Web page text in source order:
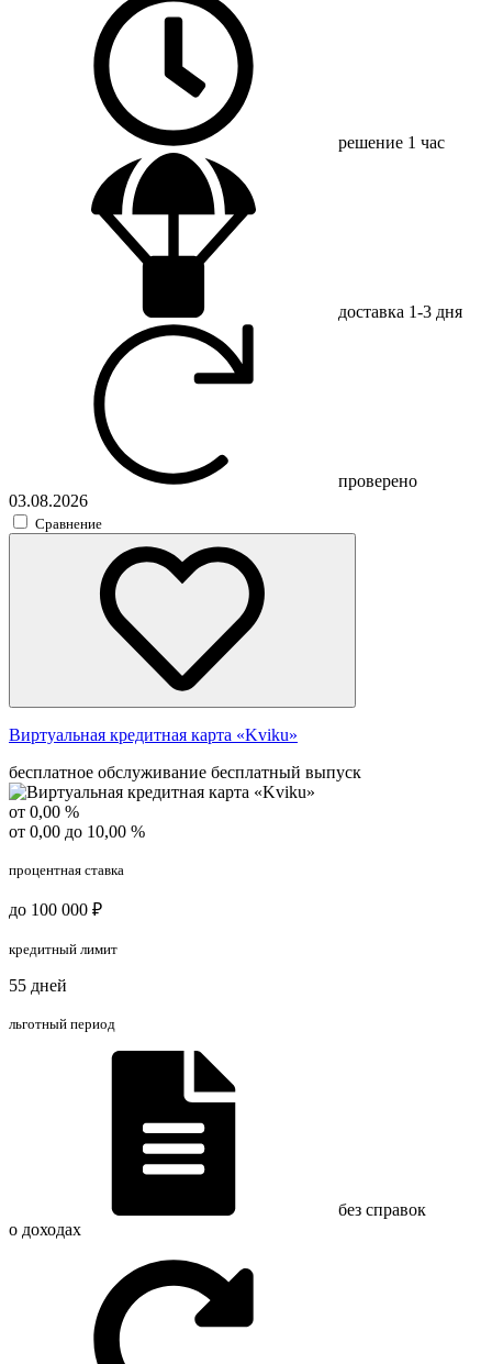
решение 1 час
доставка 1-3 дня
проверено
03.08.2026
Сравнение
Виртуальная кредитная карта «Kviku»
бесплатное обслуживание бесплатный выпуск
от 0,00 %
от 0,00 до 10,00 %
процентная ставка
до 100 000 ₽
кредитный лимит
55 дней
льготный период
без справок
о доходах